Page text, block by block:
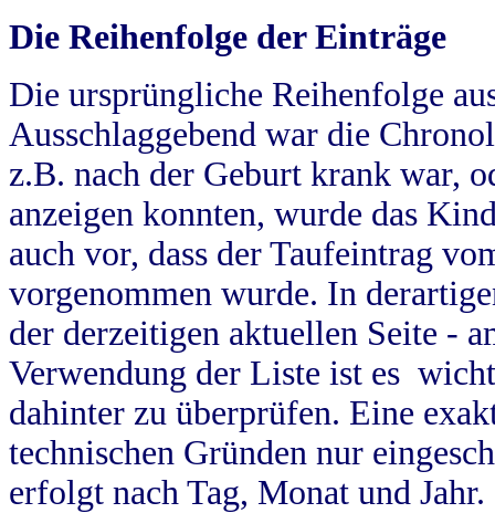
Die Reihenfolge der Einträge
Die ursprüngliche Reihenfolge
Ausschlaggebend war die
z.B. nach der Geburt krank war,
anzeigen konnten, wurde das
auch vor, dass der Taufeintrag
vorgenommen wurde. In
der derzeitigen aktuellen Seite -
Verwendung der Liste ist es
dahinter zu überprüfen. Eine
technischen Gründen nur
erfolgt nach Tag, Monat und Jahr.